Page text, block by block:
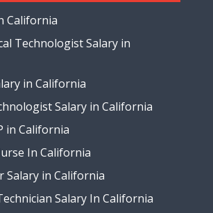
California
Technologist Salary in
in California
Salary in California
in California
In California
Salary in California
Salary In California